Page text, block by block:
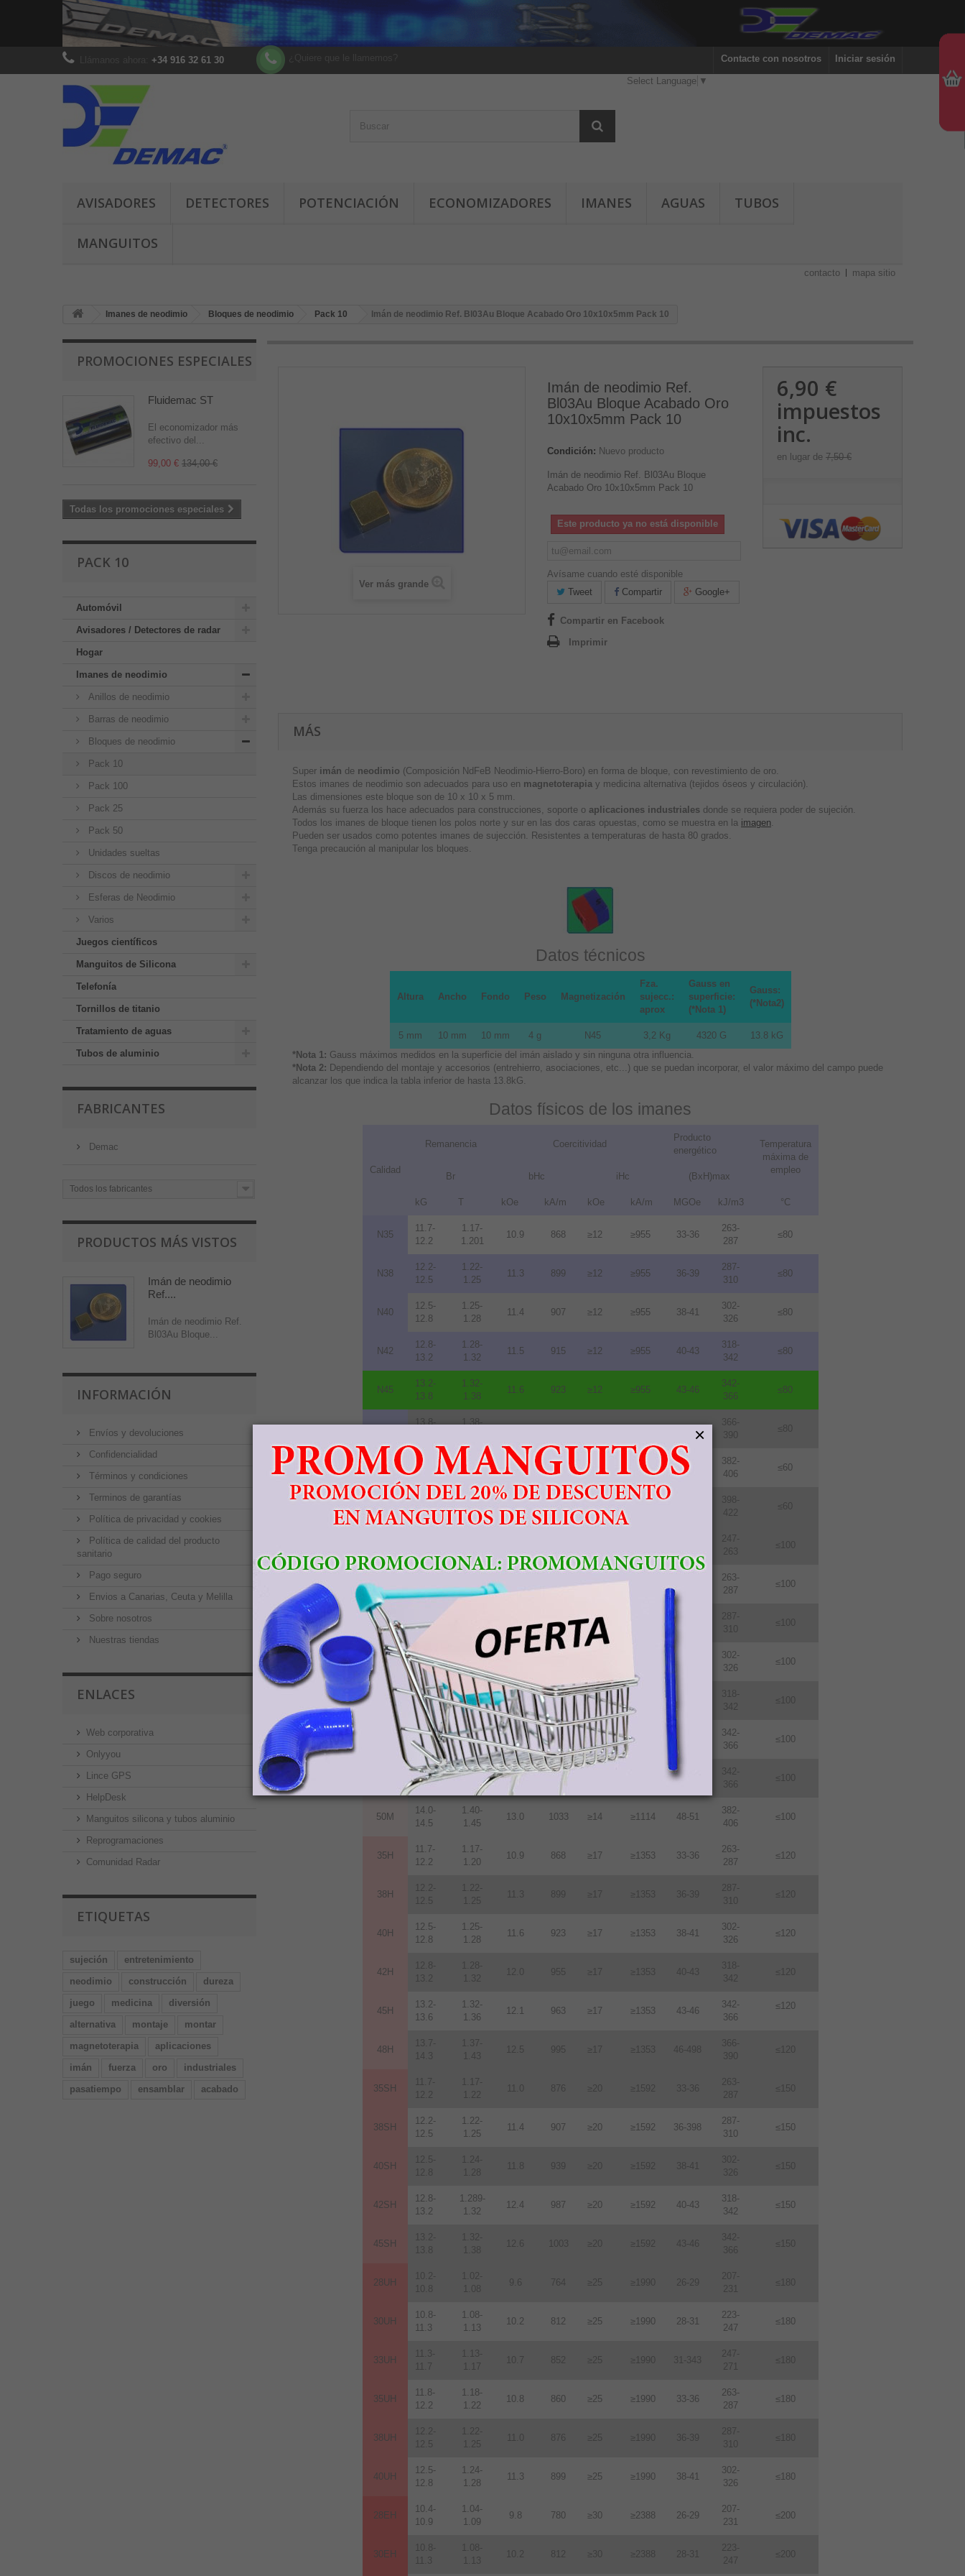
Iniciar sesión
Contacte con nosotros
+34 916 32 61 30
AVISADORES DETECTORES POTENCIACIÓN ECONOMIZADORES IMANES AGUAS TUBOS
MANGUITOS
contacto mapa sitio
Select Language ▼
Imanes de neodimio Bloques de neodimio Pack 10 Imán de neodimio Ref. Bl03Au Bloque Acabado Oro 10x10x5mm Pack 10
PROMOCIONES ESPECIALES
Fluidemac ST
El economizador más
efectivo del...
99,00 € 134,00 €
Todas los promociones especiales
PACK 10
Automóvil
Avisadores / Detectores de radar
Hogar
Imanes de neodimio
Anillos de neodimio
Barras de neodimio
Bloques de neodimio
Pack 10
Pack 100
Pack 25
Pack 50
Unidades sueltas
Discos de neodimio
Esferas de Neodimio
Varios
Juegos científicos
Manguitos de Silicona
Telefonía
Tornillos de titanio
Tratamiento de aguas
Tubos de aluminio
FABRICANTES
Demac
Todos los fabricantes
PRODUCTOS MÁS VISTOS
Imán de neodimio
Ref....
Imán de neodimio Ref.
Bl03Au Bloque...
INFORMACIÓN
Envíos y devoluciones
Confidencialidad
Términos y condiciones
Terminos de garantías
Política de privacidad y cookies
Política de calidad del producto
sanitario
Pago seguro
Envios a Canarias, Ceuta y Melilla
Sobre nosotros
Nuestras tiendas
ENLACES
Web corporativa
Onlyyou
Lince GPS
HelpDesk
Manguitos silicona y tubos aluminio
Reprogramaciones
Comunidad Radar
ETIQUETAS
sujeción
entretenimiento
neodimio
construcción
dureza
juego
medicina
diversión
alternativa
montaje
montar
magnetoterapia
aplicaciones
imán
fuerza oro
industriales
pasatiempo
ensamblar acabado
Ver más grande
Imán de neodimio Ref.
Bl03Au Bloque Acabado Oro
10x10x5mm Pack 10
Condición: Nuevo producto
Imán de neodimio Ref. Bl03Au Bloque
Acabado Oro 10x10x5mm Pack 10
Este producto ya no está disponible
Avísame cuando esté disponible
Tweet
Compartir Google+
Compartir en Facebook
Imprimir
6,90 €
impuestos
inc.
en lugar de 7,50 €
MÁS
Super imán de neodimio (Composición NdFeB Neodimio-Hierro-Boro) en forma de bloque, con revestimiento de oro.
Estos imanes de neodimio son adecuados para uso en magnetoterapia y medicina alternativa (tejidos óseos y circulación).
Las dimensiones este bloque son de 10 x 10 x 5 mm.
Además su fuerza los hace adecuados para construcciones, soporte o aplicaciones industriales donde se requiera poder de sujeción.
Todos los imanes de bloque tienen los polos norte y sur en las dos caras opuestas, como se muestra en la imagen.
Pueden ser usados como potentes imanes de sujección. Resistentes a temperaturas de hasta 80 grados.
Tenga precaución al manipular los bloques.
Datos técnicos
Altura Ancho Fondo Peso Magnetización
Fza.
sujecc.:
aprox
Gauss en
superficie:
(*Nota 1)
Gauss:
(*Nota2)
5 mm 10 mm 10 mm 4 g N45 3,2 Kg 4320 G
13.8 kG
*Nota 1: Gauss máximos medidos en la superficie del imán aislado y sin ninguna otra influencia.
*Nota 2: Dependiendo del montaje y accesorios (entrehierro, asociaciones, etc...) que se puedan incorporar, el valor máximo del campo puede
alcanzar los que indica la tabla inferior de hasta 13.8kG.
Datos físicos de los imanes
Calidad
Remanencia Coercitividad
Producto
energético
Temperatura
máxima de
empleo
Br bHc iHc (BxH)max
kG T kOe kA/m kOe kA/m MGOe kJ/m3 °C
N35
11.7-
12.2
1.17-
1.201
10.9 868 ≥12 ≥955 33-36
263-
287
≤80
N38
12.2-
12.5
1.22-
1.25
11.3 899 ≥12 ≥955 36-39
287-
310
≤80
N40
12.5-
12.8
1.25-
1.28
11.4 907 ≥12 ≥955 38-41
302-
326
≤80
N42
12.8-
13.2
1.28-
1.32
11.5 915 ≥12 ≥955 40-43
318-
342
≤80
N45
13.2-
13.8
1.32-
1.38
11.6 923 ≥12 ≥955 43-46
342-
366
≤80
13.8-
1.38-
46-49
366-
390
≤80
N50
14.0-
14.5
1.40-
1.45
10.0 796 ≥11 ≥876 48-51
382-
406
≤60
N52
14.3-
14.8
1.43-
1.48
10.0 796 ≥11
398-
422
≤60
1.17
247-
263
≤100
35M
12.2
1.22
≥14
263-
287
≤100
38M
12.5
899 ≥14
287-
310
≤100
40M
12.5-
12.8
1.25-
1.28
302-
326
≤100
42M
12.8-
13.2
1.28-
1.32
12.0 955 ≥14 40-43
318-
342
≤100
13.2-
13.8
1.32-
1.38
12.5 955 ≥14 ≥1114 43-46
342-
366
≤100
13.6-
14.3
1.36-
1.43
12.9 1027 46-49
342-
366
≤100
50M
14.0-
14.5
1.40-
1.45
13.0 1033 ≥14 ≥1114 48-51
382-
406
≤100
35H
11.7-
12.2
1.17-
1.20
10.9 868 ≥17 ≥1353 33-36
263-
287
≤120
38H
12.2-
12.5
1.22-
1.25
11.3 899 ≥17 ≥1353 36-39
287-
310
≤120
40H
12.5-
12.8
1.25-
1.28
11.6 923 ≥17 ≥1353 38-41
302-
326
≤120
42H
12.8-
13.2
1.28-
1.32
12 0 955 ≥17 ≥1353 40-43
318-
342
≤120
45H
13.2-
13.6
1.32-
1.36
12.1 963 ≥17 ≥1353 43-46
342-
366
≤120
48H
13.7-
14.3
1.37-
1.43
12.5 995 ≥17 ≥1353 46-498
366-
390
≤120
35SH
11.7-
12.2
1.17-
1.22
11.0 876 ≥20 ≥1592 33-36
263-
287
≤150
38SH
12.2-
12.5
1.22-
1.25
11.4 907 ≥20 ≥1592 36-398
287-
310
≤150
40SH
12.5-
12.8
1.24-
1.28
11.8 939 ≥20 ≥1592 38-41
302-
326
≤150
42SH
12.8-
13.2
1.289-
1.32
12.4 987 ≥20 ≥1592 40-43
318-
342
≤150
45SH
13.2-
13.8
1.32-
1.38
12.6 1003 ≥20 ≥1592 43-46
342-
366
≤150
28UH
10.2-
10.8
1.02-
1.08
9.6 764 ≥25 ≥1990 26-29
207-
231
≤180
30UH
10.8-
11.3
1.08-
1.13
10.2 812 ≥25 ≥1990 28-31
223-
247
≤180
33UH
11.3-
11.7
1.13-
1.17
10.7 852 ≥25 ≥1990 31-343
247-
271
≤180
35UH
11.8-
12.2
1.18-
1.22
10.8 860 ≥25 ≥1990 33-36
263-
287
≤180
38UH
12.2-
12.5
1.22-
1.25
11.0 876 ≥25 ≥1990 36-39
287-
310
≤180
40UH
12.5-
12.8
1.24-
1.28
11.3 899 ≥25 ≥1990 38-41
302-
326
≤180
28EH
10.4-
10.9
1.04-
1.09
9.8 780 ≥30 ≥2388 26-29
207-
231
≤200
30EH
10.8-
11.3
1.08-
1.13
10.2 812 ≥30 ≥2388 28-31
223-
247
≤200
×